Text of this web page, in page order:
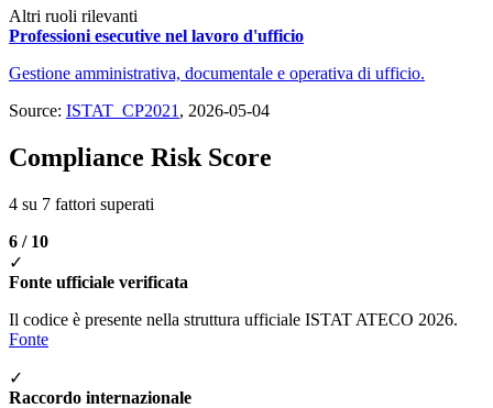
Altri ruoli rilevanti
Professioni esecutive nel lavoro d'ufficio
Gestione amministrativa, documentale e operativa di ufficio.
Source: ISTAT_CP2021 , 2026-05-04
Compliance Risk Score
4 su 7 fattori superati
6 / 10
✓
Fonte ufficiale verificata
Il codice è presente nella struttura ufficiale ISTAT ATECO 2026.
Fonte
✓
Raccordo internazionale